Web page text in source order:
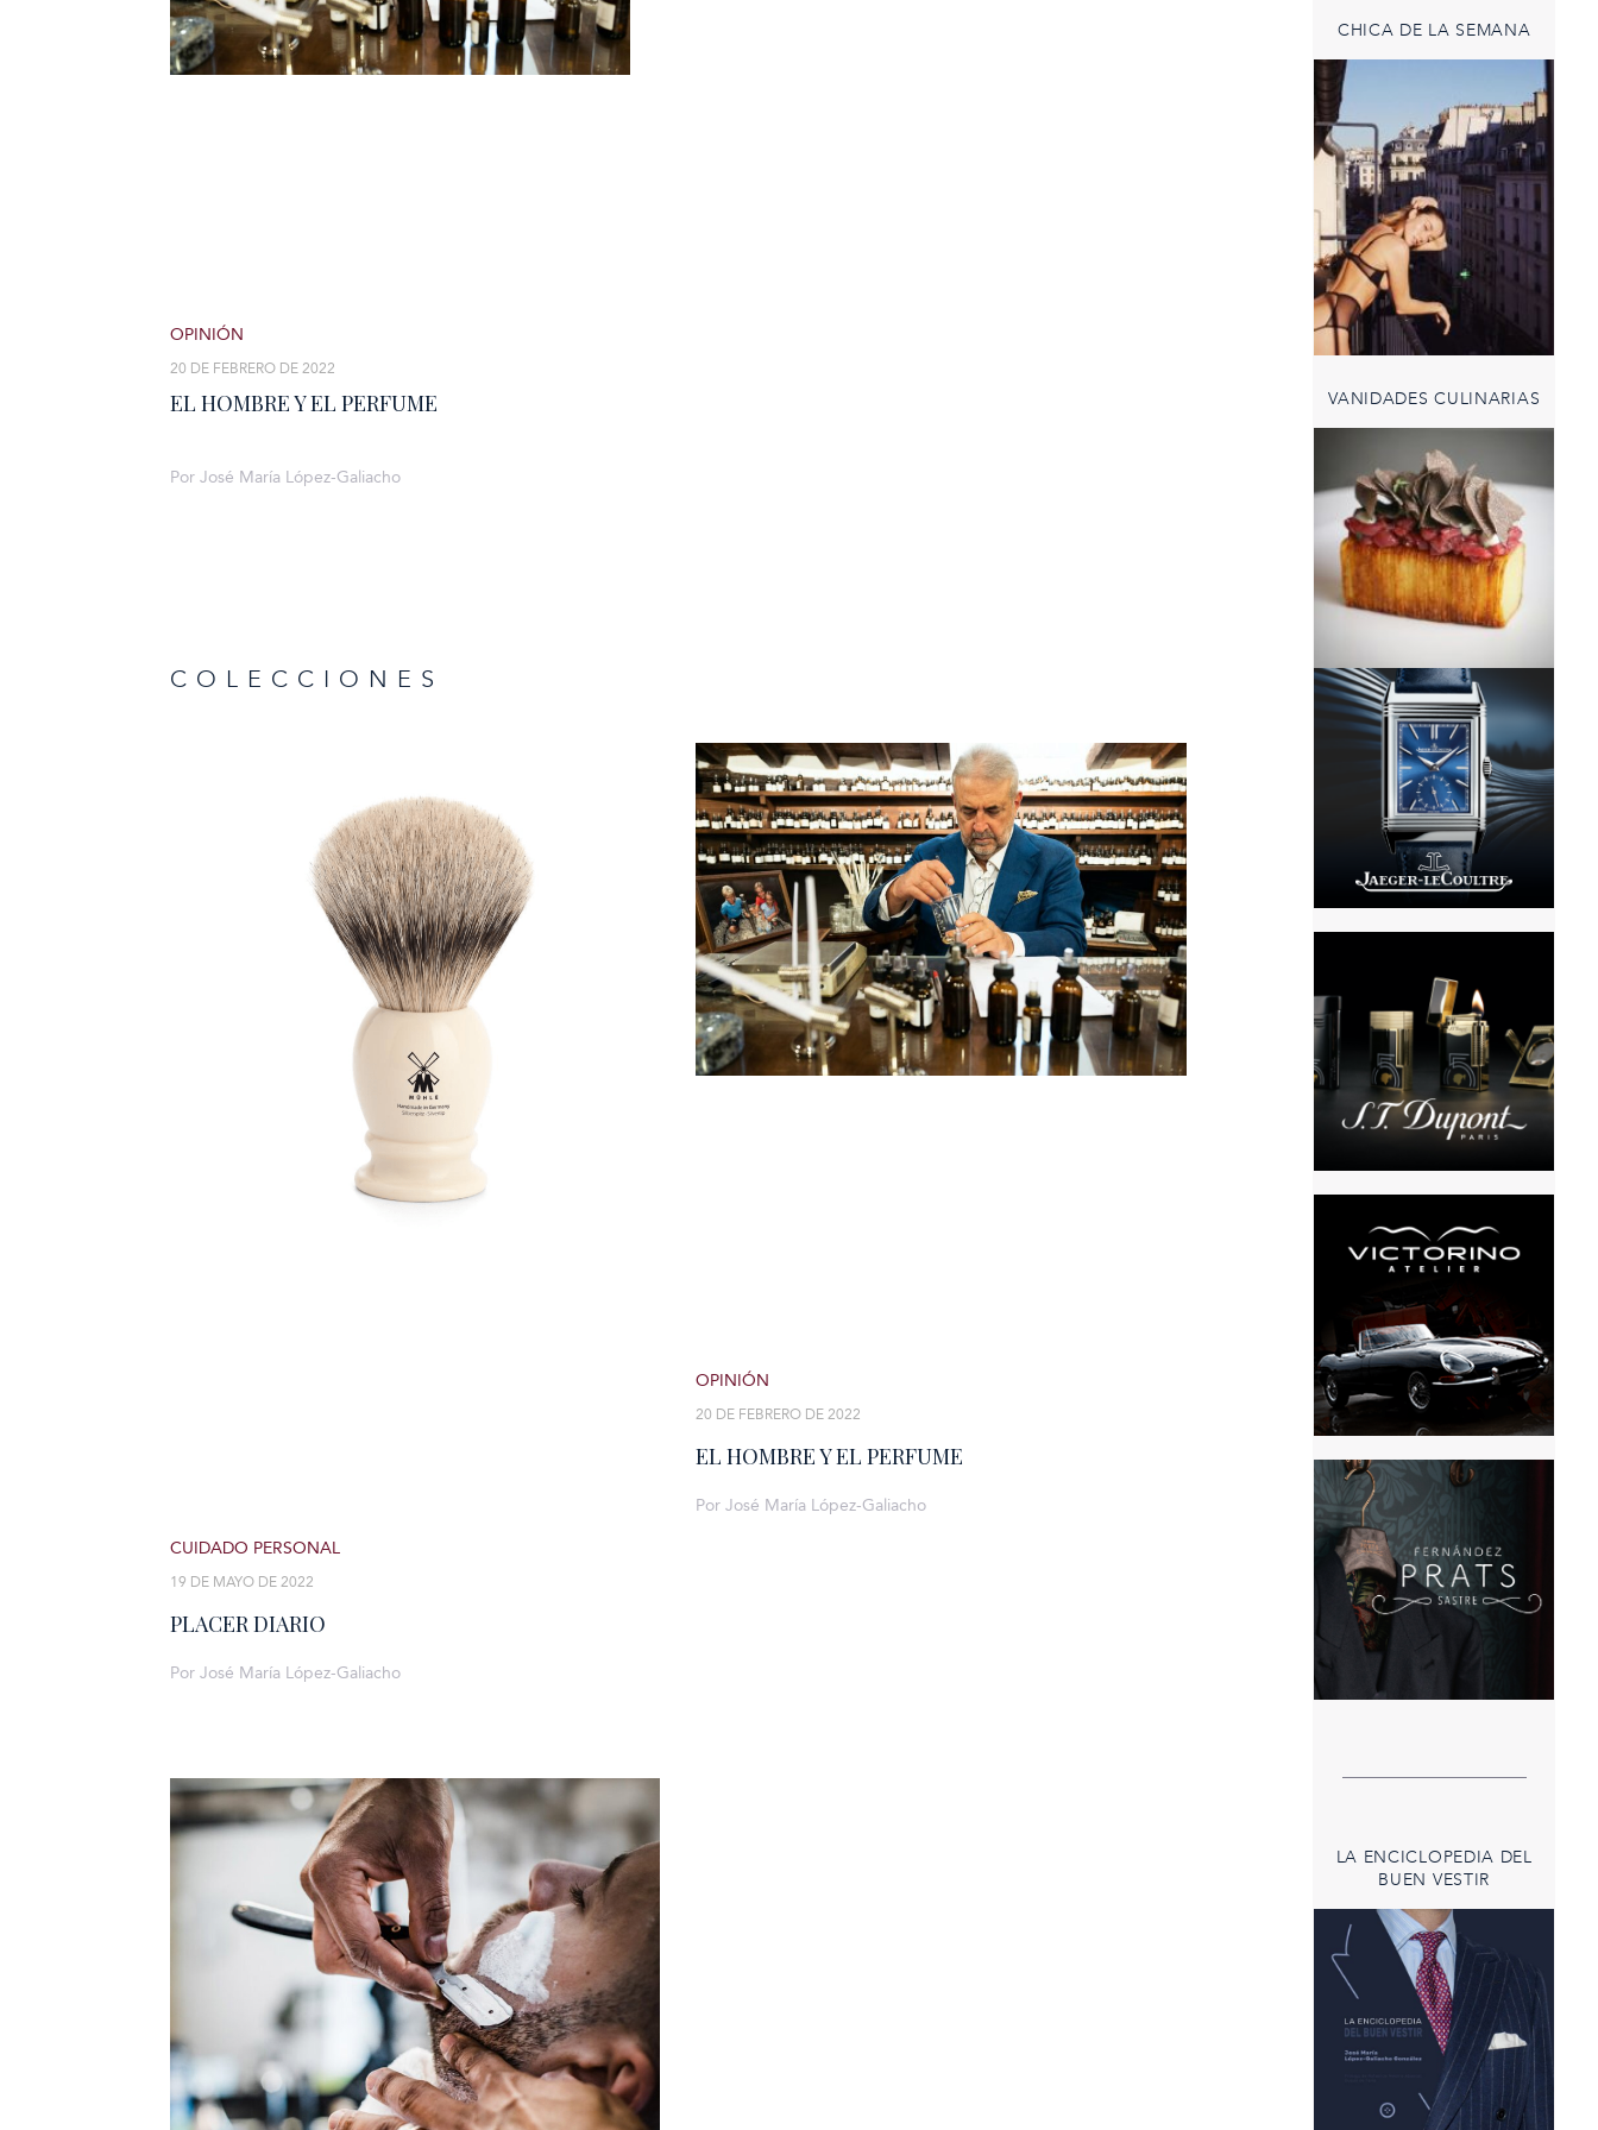
EL HOMBRE Y EL PERFUME
20 DE FEBRERO DE 2022
OPINIÓN
Por José María López-Galiacho
COLECCIONES
PLACER DIARIO
19 DE MAYO DE 2022
CUIDADO PERSONAL
Por José María López-Galiacho
EL HOMBRE Y EL PERFUME
20 DE FEBRERO DE 2022
OPINIÓN
Por José María López-Galiacho
CHICA DE LA SEMANA
VANIDADES CULINARIAS
LA ENCICLOPEDIA DEL
BUEN VESTIR